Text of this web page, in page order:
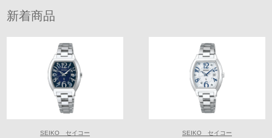
新着商品
SEIKO セイコー SEIKO セイコー